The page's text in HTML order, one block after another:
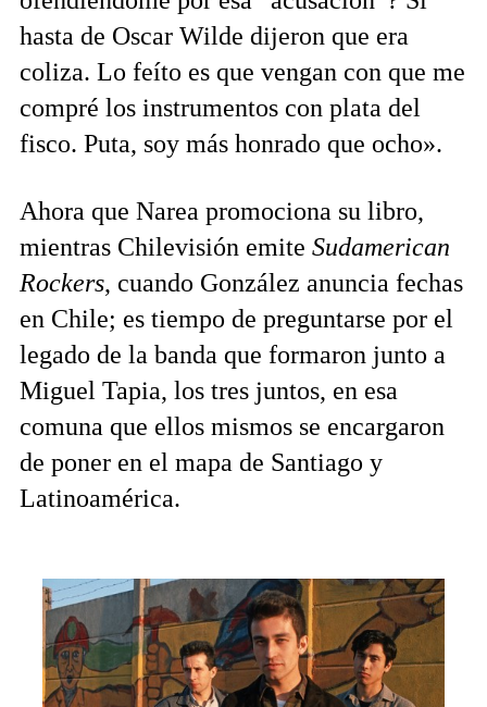
hasta de Oscar Wilde dijeron que era
coliza. Lo feíto es que vengan con que me
compré los instrumentos con plata del
fisco. Puta, soy más honrado que ocho».
Ahora que Narea promociona su libro,
mientras Chilevisión emite Sudamerican
Rockers, cuando González anuncia fechas
en Chile; es tiempo de preguntarse por el
legado de la banda que formaron junto a
Miguel Tapia, los tres juntos, en esa
comuna que ellos mismos se encargaron
de poner en el mapa de Santiago y
Latinoamérica.